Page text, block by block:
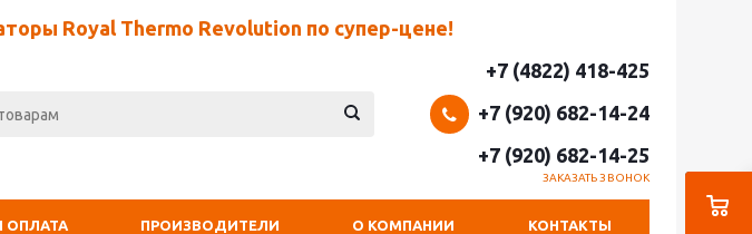
Royal Thermo Revolution по супер-цене!
+7 (4822) 418-425
+7 (920) 682-14-24
+7 (920) 682-14-25
ЗАКАЗАТЬ ЗВОНОК
ОПЛАТА ПРОИЗВОДИТЕЛИ О КОМПАНИИ КОНТАКТЫ